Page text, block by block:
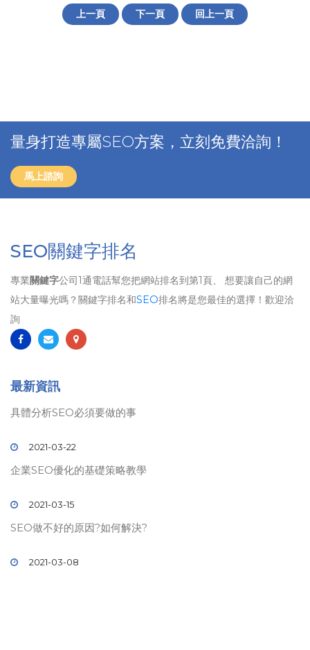
上一頁 下一頁 回上一頁
量身打造專屬SEO方案，立刻免費洽詢！
馬上諮詢
SEO關鍵字排名
專業關鍵字公司1通電話幫您把網站排名到第1頁、 想要讓自己的網
站大量曝光嗎？關鍵字排名和SEO排名將是您最佳的選擇！歡迎洽
詢
最新資訊
具體分析SEO必須要做的事
2021-03-22
企業SEO優化的基礎策略教學
2021-03-15
SEO做不好的原因?如何解決?
2021-03-08